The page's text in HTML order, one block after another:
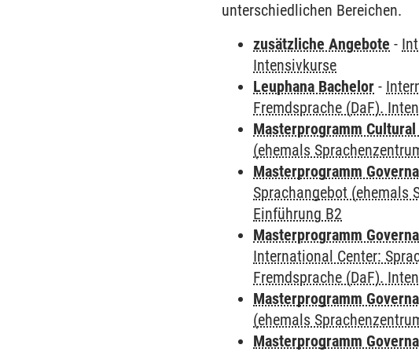
unterschiedlichen Bereichen.
zusätzliche Angebote -
Intensivkurse
Leuphana Bachelor -
Fremdsprache (DaF).
Masterprogramm
(ehemals
Masterprogramm
Sprachangebot (ehemals
Einführung B2
Masterprogramm
International Center:
Fremdsprache (DaF).
Masterprogramm
(ehemals
Masterprogramm